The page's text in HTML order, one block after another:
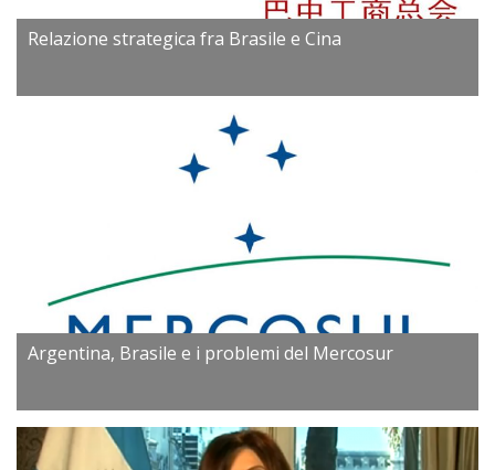
Relazione strategica fra Brasile e Cina
Argentina, Brasile e i problemi del Mercosur